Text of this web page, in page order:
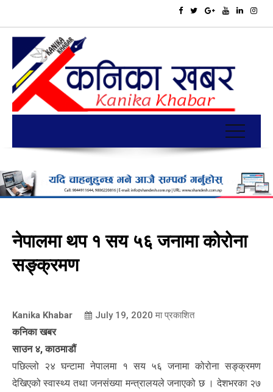
नेपालमा थप १ सय ५६ जनामा कोरोना
सङ्क्रमण
Kanika Khabar July 19, 2020 मा प्रकाशित
कनिका खबर
साउन ४, काठमाडौं
पछिल्लो २४ घन्टामा नेपालमा १ सय ५६ जनामा कोरोना सङ्क्रमण
देखिएको स्वास्थ्य तथा जनसंख्या मन्त्रालयले जनाएको छ । देशभरका २७